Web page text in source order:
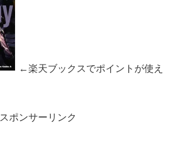
←楽天ブックスでポイントが使え
スポンサーリンク